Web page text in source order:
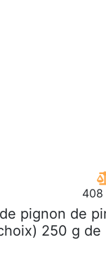
408
pignon de
250 g de